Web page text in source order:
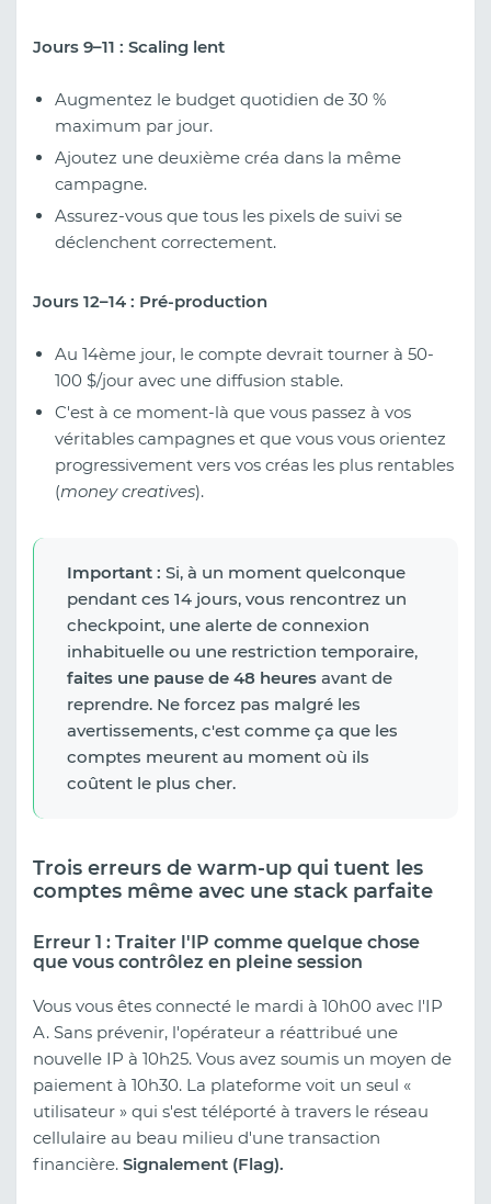
Jours 9–11 : Scaling lent
Augmentez le budget quotidien de 30 %
maximum par jour.
Ajoutez une deuxième créa dans la même
campagne.
Assurez-vous que tous les pixels de suivi se
déclenchent correctement.
Jours 12–14 : Pré-production
Au 14ème jour, le compte devrait tourner à 50-
100 $/jour avec une diffusion stable.
C'est à ce moment-là que vous passez à vos
véritables campagnes et que vous vous orientez
progressivement vers vos créas les plus rentables
(money creatives).
Important : Si, à un moment quelconque
pendant ces 14 jours, vous rencontrez un
checkpoint, une alerte de connexion
inhabituelle ou une restriction temporaire,
faites une pause de 48 heures avant de
reprendre. Ne forcez pas malgré les
avertissements, c'est comme ça que les
comptes meurent au moment où ils
coûtent le plus cher.
Trois erreurs de warm-up qui tuent les
comptes même avec une stack parfaite
Erreur 1 : Traiter l'IP comme quelque chose
que vous contrôlez en pleine session
Vous vous êtes connecté le mardi à 10h00 avec l'IP
A. Sans prévenir, l'opérateur a réattribué une
nouvelle IP à 10h25. Vous avez soumis un moyen de
paiement à 10h30. La plateforme voit un seul «
utilisateur » qui s'est téléporté à travers le réseau
cellulaire au beau milieu d'une transaction
financière. Signalement (Flag).